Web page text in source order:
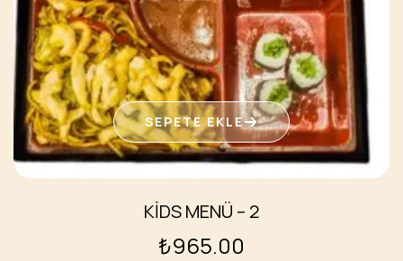
SEPETE EKLE
KİDS MENÜ – 2
₺965.00